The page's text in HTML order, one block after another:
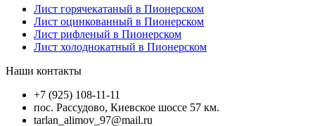
Лист горячекатаный в Пионерском
Лист оцинкованный в Пионерском
Лист рифленый в Пионерском
Лист холоднокатный в Пионерском
Наши контакты
+7 (925) 108-11-11
пос. Рассудово, Киевское шоссе 57 км.
tarlan_alimov_97@mail.ru